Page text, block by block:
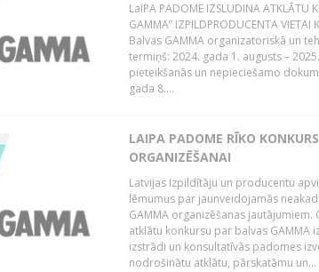
LaIPA PADOME IZSLUDINA ATKLĀTU
GAMMA” IZPILDPRODUCENTA
Balvas GAMMA organizatoriskā un
termiņš: 2024. gada 1. augusts –
pieteikšanās un nepieciešamo
gada 8....
LAIPA PADOME RĪKO
ORGANIZĒŠANAI
Latvijas Izpildītāju un producentu
lēmumus par jaunveidojamās
GAMMA organizēšanas
atklātu konkursu par balvas
izstrādi un konsultatīvās padomes
nodrošinātu atklātu, pārskatāmu un...